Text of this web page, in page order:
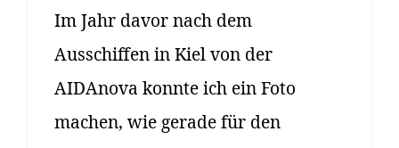
Im Jahr davor nach dem
Ausschiffen in Kiel von der
AIDAnova konnte ich ein Foto
machen, wie gerade für den